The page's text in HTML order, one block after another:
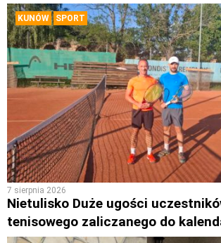
KUNÓW SPORT
7 sierpnia 2026
Nietulisko Duże ugości
tenisowego zaliczanego do